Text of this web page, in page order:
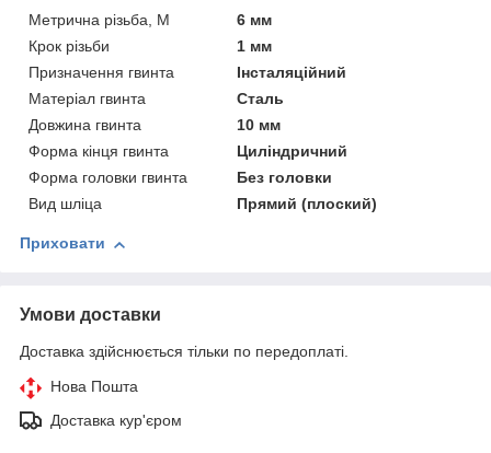
Метрична різьба, М
6 мм
Крок різьби
1 мм
Призначення гвинта
Інсталяційний
Матеріал гвинта
Сталь
Довжина гвинта
10 мм
Форма кінця гвинта
Циліндричний
Форма головки гвинта
Без головки
Вид шліца
Прямий (плоский)
Приховати
Умови доставки
Доставка здійснюється тільки по передоплаті.
Нова Пошта
Доставка кур'єром